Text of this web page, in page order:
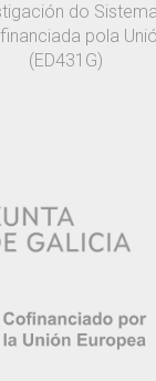
do
pola
(ED431G)